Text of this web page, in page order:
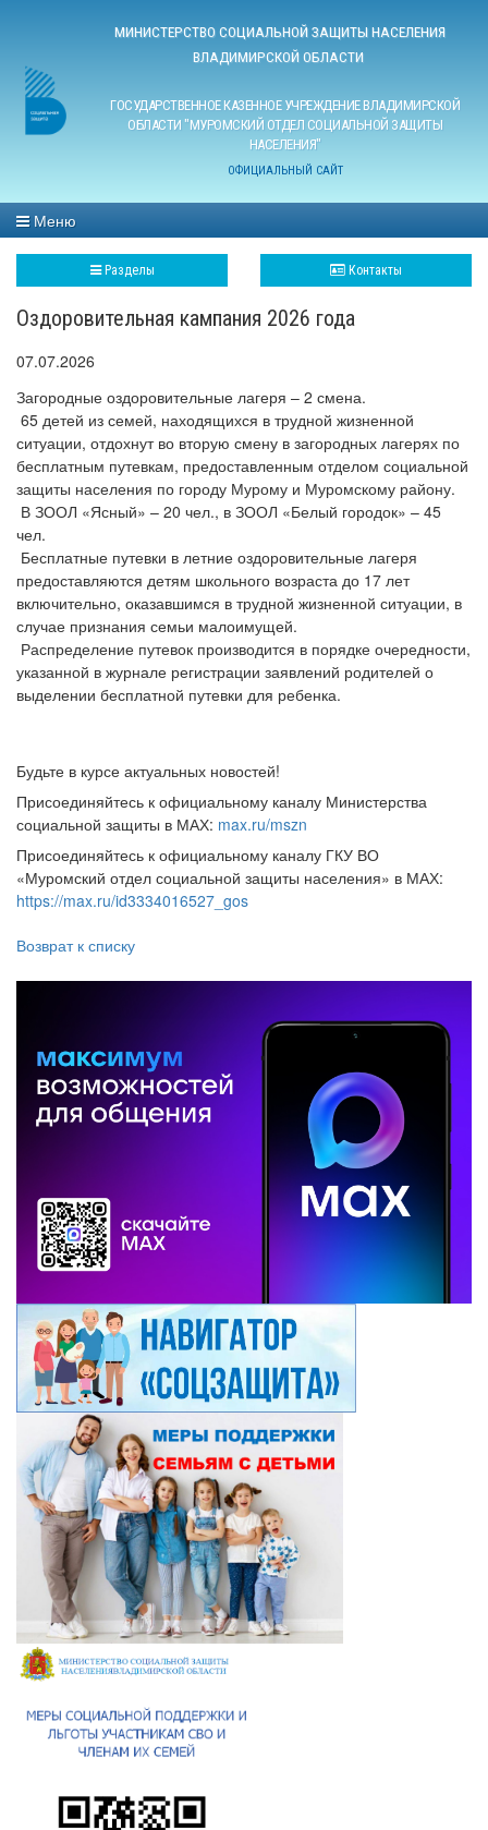
МИНИСТЕРСТВО СОЦИАЛЬНОЙ ЗАЩИТЫ НАСЕЛЕНИЯ
ВЛАДИМИРСКОЙ ОБЛАСТИ
ГОСУДАРСТВЕННОЕ КАЗЕННОЕ УЧРЕЖДЕНИЕ ВЛАДИМИРСКОЙ
ОБЛАСТИ "МУРОМСКИЙ ОТДЕЛ СОЦИАЛЬНОЙ ЗАЩИТЫ
НАСЕЛЕНИЯ"
ОФИЦИАЛЬНЫЙ САЙТ
Меню
Разделы Контакты
Оздоровительная кампания 2026 года
07.07.2026
Загородные оздоровительные лагеря – 2 смена.
65 детей из семей, находящихся в трудной жизненной
ситуации, отдохнут во вторую смену в загородных лагерях по
бесплатным путевкам, предоставленным отделом социальной
защиты населения по городу Мурому и Муромскому району.
В ЗООЛ «Ясный» – 20 чел., в ЗООЛ «Белый городок» – 45
чел.
Бесплатные путевки в летние оздоровительные лагеря
предоставляются детям школьного возраста до 17 лет
включительно, оказавшимся в трудной жизненной ситуации, в
случае признания семьи малоимущей.
Распределение путевок производится в порядке очередности,
указанной в журнале регистрации заявлений родителей о
выделении бесплатной путевки для ребенка.
Будьте в курсе актуальных новостей!
Присоединяйтесь к официальному каналу Министерства
социальной защиты в МАХ: max.ru/mszn
Присоединяйтесь к официальному каналу ГКУ ВО
«Муромский отдел социальной защиты населения» в МАХ:
https://max.ru/id3334016527_gos
Возврат к списку